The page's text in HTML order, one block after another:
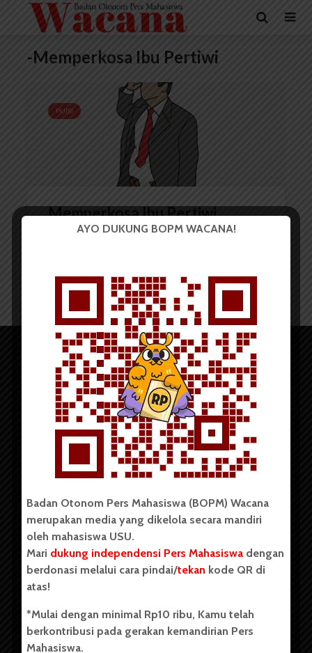
-Memperkosa Ibu Pertiwi
PUISI
Memperkosa Ibu Pertiwi
Copyright © 2023. All rights reserved BOPM WACANA.
Badan Otonom Pers Mahasiswa (BOPM) Wacana merupakan
pers mahasiswa yang berdiri di luar kampus dan dikelola
secara mandiri oleh mahasiswa Universitas Sumatera Utara
(USU). Sebelumnya BOPM Wacana merupakan salah satu
Unit Kegiatan Mahasiswa (UKM) di Universitas Sumatera
berdiri pada 1 Juli 1995.
AYO DUKUNG BOPM WACANA!
Badan Otonom Pers Mahasiswa (BOPM) Wacana
merupakan media yang dikelola secara mandiri
oleh mahasiswa USU.
Mari dukung independensi Pers Mahasiswa dengan
berdonasi melalui cara pindai/tekan kode QR di
atas!
*Mulai dengan minimal Rp10 ribu, Kamu telah
berkontribusi pada gerakan kemandirian Pers
Mahasiswa.